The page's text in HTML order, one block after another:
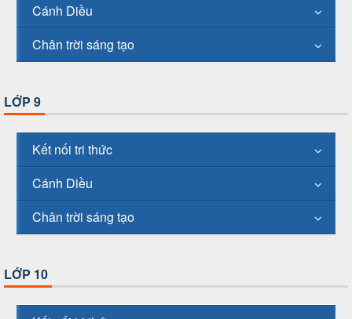
Cánh Diều
Chân trời sáng tạo
LỚP 9
Kết nối tri thức
Cánh Diều
Chân trời sáng tạo
LỚP 10